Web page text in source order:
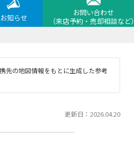
お知らせ
お問い合わせ
（来店予約・売却相談など）
先の地図情報をもとに生成した参考
更新日：2026.04.20